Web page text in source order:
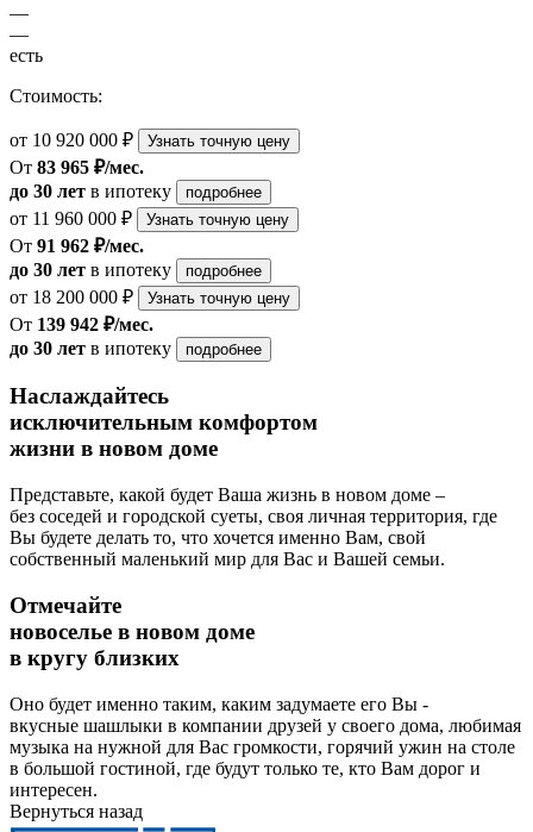
—
—
есть
Стоимость:
от 10 920 000 ₽ Узнать точную цену
От 83 965 ₽/мес.
до 30 лет в ипотеку подробнее
от 11 960 000 ₽ Узнать точную цену
От 91 962 ₽/мес.
до 30 лет в ипотеку подробнее
от 18 200 000 ₽ Узнать точную цену
От 139 942 ₽/мес.
до 30 лет в ипотеку подробнее
Наслаждайтесь
исключительным комфортом
жизни в новом доме
Представьте, какой будет Ваша жизнь в новом доме –
без соседей и городской суеты, своя личная территория, где
Вы будете делать то, что хочется именно Вам, свой
собственный маленький мир для Вас и Вашей семьи.
Отмечайте
новоселье в новом доме
в кругу близких
Оно будет именно таким, каким задумаете его Вы -
вкусные шашлыки в компании друзей у своего дома, любимая
музыка на нужной для Вас громкости, горячий ужин на столе
в большой гостиной, где будут только те, кто Вам дорог и
интересен.
Вернуться назад